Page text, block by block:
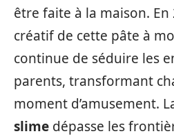
être faite à la maison.
créatif de cette pâte à
continue de séduire les
parents, transformant
moment d’amusement.
slime dépasse les